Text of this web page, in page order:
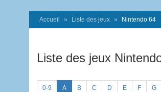
Accueil Liste des jeux Nintendo 64
Liste des jeux
0-9 A B C D E F G